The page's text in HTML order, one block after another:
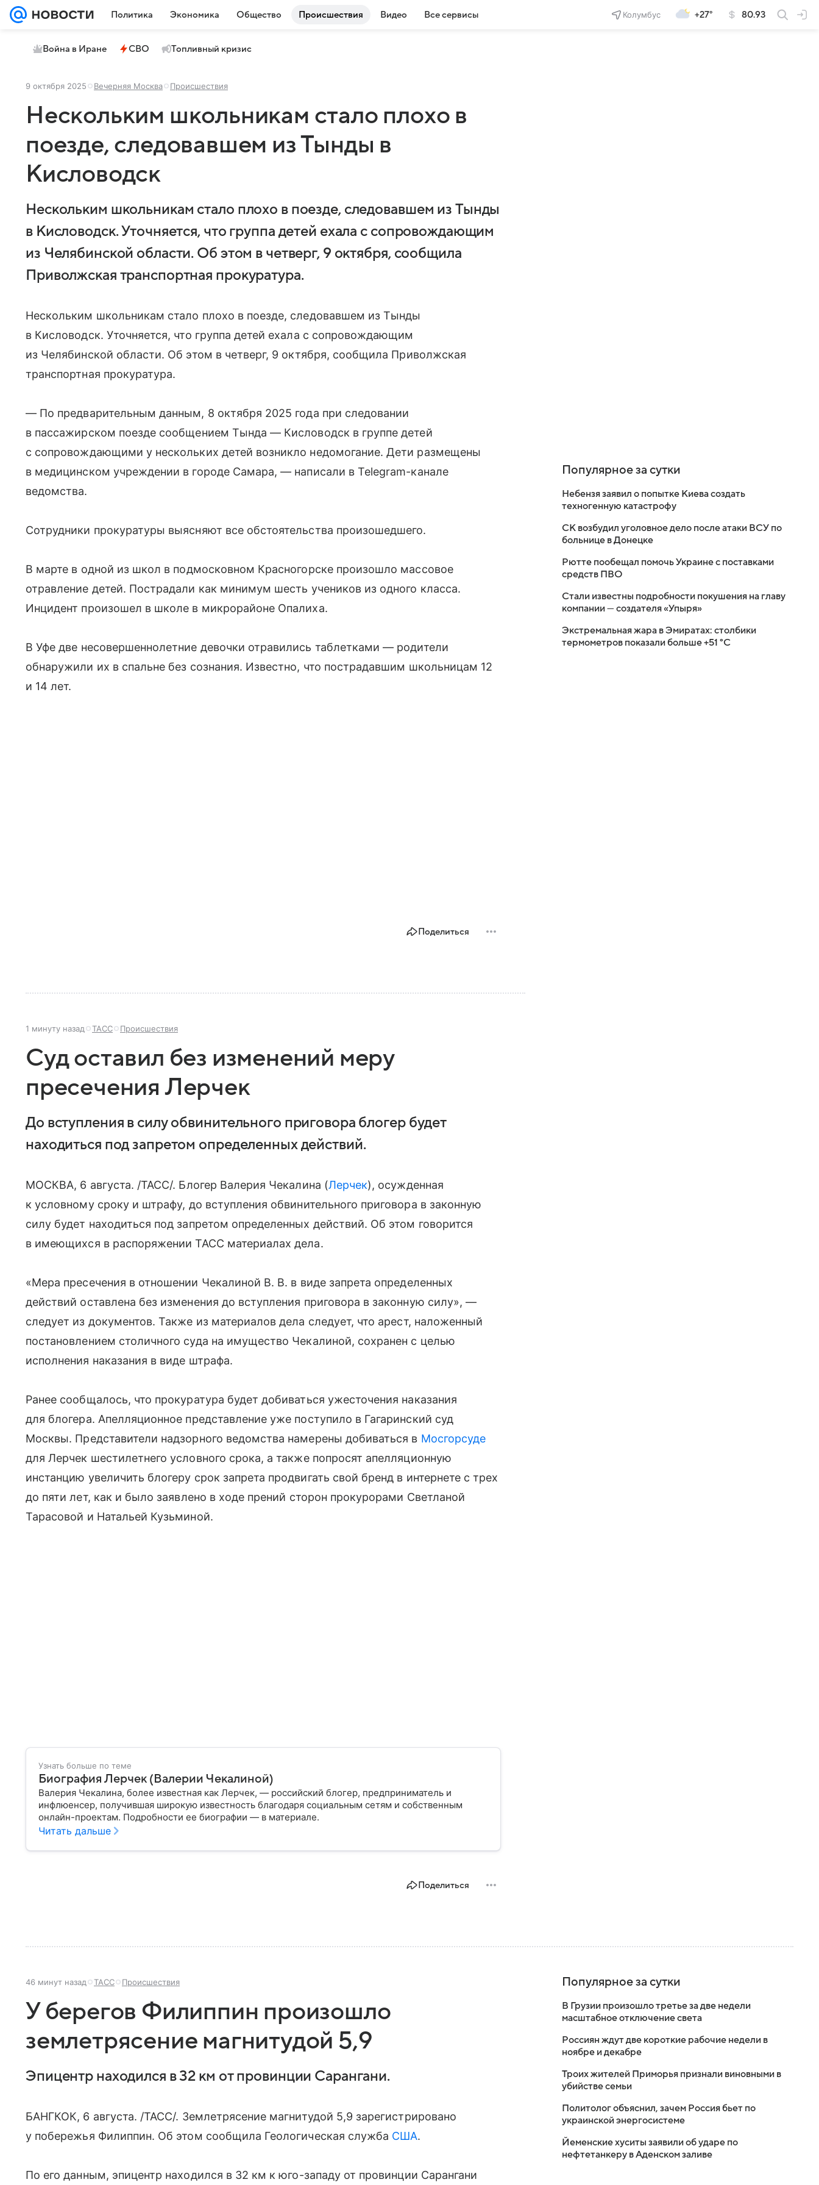
Политика Экономика Общество Происшествия Видео Все сервисы Колумбус +27° 80.93
Война в Иране СВО Топливный кризис
9 октября 2025 Вечерняя Москва Происшествия
Нескольким школьникам стало плохо в
поезде, следовавшем из Тынды в
Кисловодск
Нескольким школьникам стало плохо в поезде, следовавшем из Тынды
в Кисловодск. Уточняется, что группа детей ехала с сопровождающим
из Челябинской области. Об этом в четверг, 9 октября, сообщила
Приволжская транспортная прокуратура.
Нескольким школьникам стало плохо в поезде, следовавшем из Тынды
в Кисловодск. Уточняется, что группа детей ехала с сопровождающим
из Челябинской области. Об этом в четверг, 9 октября, сообщила Приволжская
транспортная прокуратура.
— По предварительным данным, 8 октября 2025 года при следовании
в пассажирском поезде сообщением Тында — Кисловодск в группе детей
с сопровождающими у нескольких детей возникло недомогание. Дети размещены
в медицинском учреждении в городе Самара, — написали в Telegram-канале
ведомства.
Сотрудники прокуратуры выясняют все обстоятельства произошедшего.
В марте в одной из школ в подмосковном Красногорске произошло массовое
отравление детей. Пострадали как минимум шесть учеников из одного класса.
Инцидент произошел в школе в микрорайоне Опалиха.
В Уфе две несовершеннолетние девочки отравились таблетками — родители
обнаружили их в спальне без сознания. Известно, что пострадавшим школьницам 12
и 14 лет.
Поделиться
1 минуту назад ТАСС Происшествия
Суд оставил без изменений меру
пресечения Лерчек
До вступления в силу обвинительного приговора блогер будет
находиться под запретом определенных действий.
МОСКВА, 6 августа. /ТАСС/. Блогер Валерия Чекалина (Лерчек), осужденная
к условному сроку и штрафу, до вступления обвинительного приговора в законную
силу будет находиться под запретом определенных действий. Об этом говорится
в имеющихся в распоряжении ТАСС материалах дела.
«Мера пресечения в отношении Чекалиной B. В. в виде запрета определенных
действий оставлена без изменения до вступления приговора в законную силу», —
следует из документов. Также из материалов дела следует, что арест, наложенный
постановлением столичного суда на имущество Чекалиной, сохранен с целью
исполнения наказания в виде штрафа.
Ранее сообщалось, что прокуратура будет добиваться ужесточения наказания
для блогера. Апелляционное представление уже поступило в Гагаринский суд
Москвы. Представители надзорного ведомства намерены добиваться в Мосгорсуде
для Лерчек шестилетнего условного срока, а также попросят апелляционную
инстанцию увеличить блогеру срок запрета продвигать свой бренд в интернете с трех
до пяти лет, как и было заявлено в ходе прений сторон прокурорами Светланой
Тарасовой и Натальей Кузьминой.
Узнать больше по теме
Биография Лерчек (Валерии Чекалиной)
Валерия Чекалина, более известная как Лерчек, — российский блогер, предприниматель и
инфлюенсер, получившая широкую известность благодаря социальным сетям и собственным
онлайн-проектам. Подробности ее биографии — в материале.
Читать дальше
Поделиться
Популярное за сутки
Небензя заявил о попытке Киева создать
техногенную катастрофу
СК возбудил уголовное дело после атаки ВСУ по
больнице в Донецке
Рютте пообещал помочь Украине с поставками
средств ПВО
Стали известны подробности покушения на главу
компании — создателя «Упыря»
Экстремальная жара в Эмиратах: столбики
термометров показали больше +51 °C
46 минут назад ТАСС Происшествия
У берегов Филиппин произошло
землетрясение магнитудой 5,9
Эпицентр находился в 32 км от провинции Сарангани.
БАНГКОК, 6 августа. /ТАСС/. Землетрясение магнитудой 5,9 зарегистрировано
у побережья Филиппин. Об этом сообщила Геологическая служба США.
По его данным, эпицентр находился в 32 км к юго-западу от провинции Сарангани
Популярное за сутки
В Грузии произошло третье за две недели
масштабное отключение света
Россиян ждут две короткие рабочие недели в
ноябре и декабре
Троих жителей Приморья признали виновными в
убийстве семьи
Политолог объяснил, зачем Россия бьет по
украинской энергосистеме
Йеменские хуситы заявили об ударе по
нефтетанкеру в Аденском заливе